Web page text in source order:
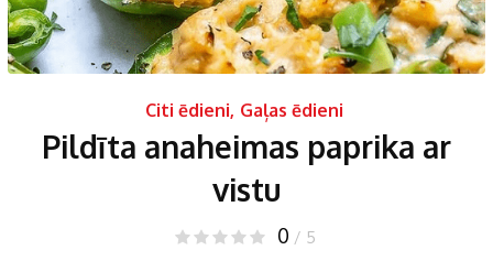
Citi ēdieni, Gaļas ēdieni
Pildīta anaheimas paprika ar
vistu
0 / 5